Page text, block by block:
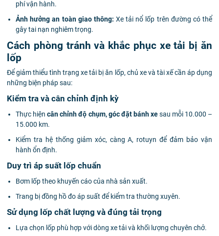
phí vận hành.
Ảnh hưởng an toàn giao thông: Xe tải nổ lốp trên đường có thể
gây tai nạn nghiêm trọng.
Cách phòng tránh và khắc phục xe tải bị ăn
lốp
Để giảm thiểu tình trạng xe tải bị ăn lốp, chủ xe và tài xế cần áp dụng
những biện pháp sau:
Kiểm tra và cân chỉnh định kỳ
Thực hiệncân chỉnh độ chụm, góc đặt bánh xesau mỗi 10.000 –
15.000 km.
Kiểm tra hệ thống giảm xóc, càng A, rotuyn để đảm bảo vận
hành ổn định.
Duy trì áp suất lốp chuẩn
Bơm lốp theo khuyến cáo của nhà sản xuất.
Trang bị đồng hồ đo áp suất để kiểm tra thường xuyên.
Sử dụng lốp chất lượng và đúng tải trọng
Lựa chọn lốp phù hợp với dòng xe tải và khối lượng chuyên chở.